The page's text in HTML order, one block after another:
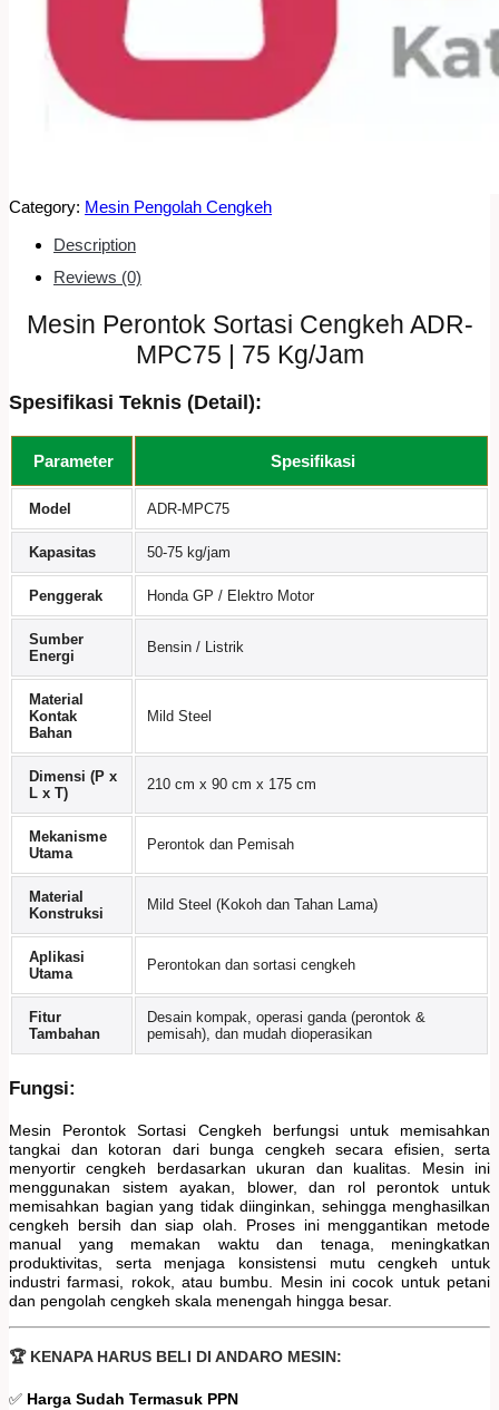
Category: Mesin Pengolah Cengkeh
Description
Reviews (0)
Mesin Perontok Sortasi Cengkeh ADR-
MPC75 | 75 Kg/Jam
Spesifikasi Teknis (Detail):
Parameter Spesifikasi
Model ADR-MPC75
Kapasitas 50-75 kg/jam
Penggerak Honda GP / Elektro Motor
Sumber
Energi
Bensin / Listrik
Material
Kontak
Bahan
Mild Steel
Dimensi (P x
L x T)
210 cm x 90 cm x 175 cm
Mekanisme
Utama
Perontok dan Pemisah
Material
Konstruksi
Mild Steel (Kokoh dan Tahan Lama)
Aplikasi
Utama
Perontokan dan sortasi cengkeh
Fitur
Tambahan
Desain kompak, operasi ganda (perontok &
pemisah), dan mudah dioperasikan
Fungsi:
Mesin Perontok Sortasi Cengkeh berfungsi untuk memisahkan
tangkai dan kotoran dari bunga cengkeh secara efisien, serta
menyortir cengkeh berdasarkan ukuran dan kualitas. Mesin ini
menggunakan sistem ayakan, blower, dan rol perontok untuk
memisahkan bagian yang tidak diinginkan, sehingga menghasilkan
cengkeh bersih dan siap olah. Proses ini menggantikan metode
manual yang memakan waktu dan tenaga, meningkatkan
produktivitas, serta menjaga konsistensi mutu cengkeh untuk
industri farmasi, rokok, atau bumbu. Mesin ini cocok untuk petani
dan pengolah cengkeh skala menengah hingga besar.
🏆 KENAPA HARUS BELI DI ANDARO MESIN:
✅ Harga Sudah Termasuk PPN